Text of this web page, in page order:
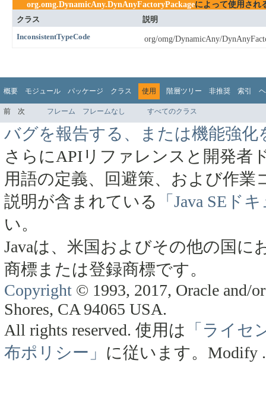
org.omg.DynamicAny.DynAnyFactoryPackageによって使用され
クラス
説明
InconsistentTypeCode
org/omg/DynamicAny/
概要 モジュール パッケージ クラス 使用 階層ツリー 非推奨 索引
前 次 フレーム フレームなし すべてのクラス
バグを報告する、または機能強化
さらにAPIリファレンスと開発者
用語の定義、回避策、および作
説明が含まれている
「Java SEド
い。
Javaは、米国およびその他の国に
商標または登録商標です。
Copyright © 1993, 2017, Oracle and/
Shores, CA 94065 USA.
All rights reserved. 使用は 「ライセ
布ポリシー」 に従います。 Modify